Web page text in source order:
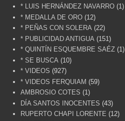
* LUIS HERNÁNDEZ NAVARRO (1)
* MEDALLA DE ORO (12)
* PEÑAS CON SOLERA (22)
* PUBLICIDAD ANTIGUA (151)
* QUINTÍN ESQUEMBRE SAÉZ (1)
* SE BUSCA (10)
* VIDEOS (927)
* VIDEOS FERQUIAM (59)
AMBROSIO COTES (1)
DÍA SANTOS INOCENTES (43)
RUPERTO CHAPI LORENTE (12)